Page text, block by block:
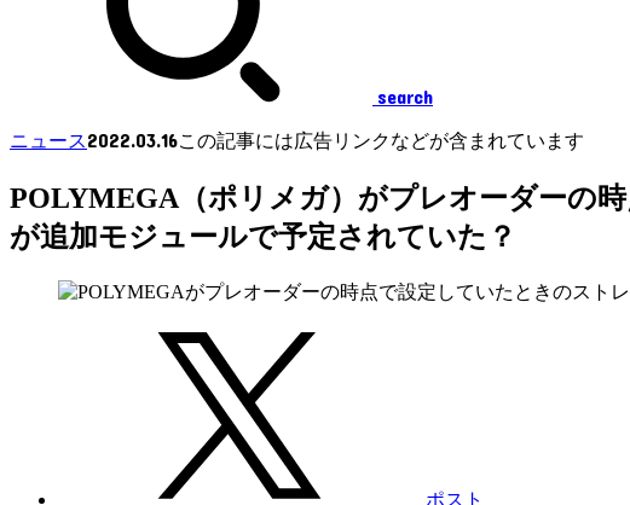
search
ニュース2022.03.16この記事には広告リンクなどが含まれています
POLYMEGA（ポリメガ）がプレオーダーの
が追加モジュールで予定されていた？
ポスト